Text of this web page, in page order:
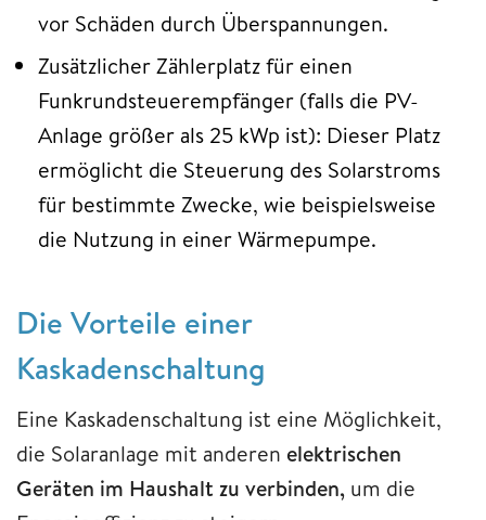
vor Schäden durch Überspannungen.
Zusätzlicher Zählerplatz für einen
Funkrundsteuerempfänger (falls die PV-
Anlage größer als 25 kWp ist): Dieser Platz
ermöglicht die Steuerung des Solarstroms
für bestimmte Zwecke, wie beispielsweise
die Nutzung in einer Wärmepumpe.
Die Vorteile einer
Kaskadenschaltung
Eine Kaskadenschaltung ist eine Möglichkeit,
die Solaranlage mit anderen elektrischen
Geräten im Haushalt zu verbinden, um die